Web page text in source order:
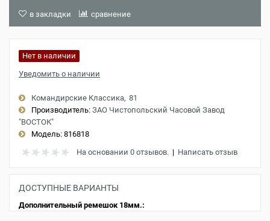
в закладки сравнение
Нет в наличии
Уведомить о наличии
Командирские Классика 81
Производитель: ЗАО Чистопольский Часовой Завод
"ВОСТОК"
Модель: 816818
На основании 0 отзывов. | Написать отзыв
ДОСТУПНЫЕ ВАРИАНТЫ
Дополнительный ремешок 18мм.: